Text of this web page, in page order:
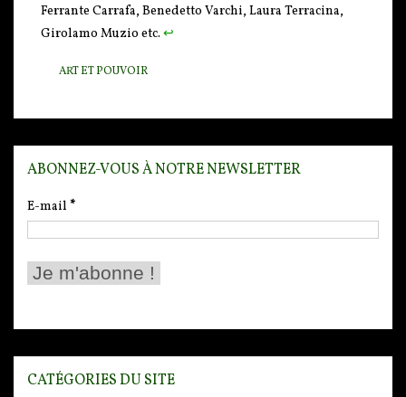
Ferrante Carrafa, Benedetto Varchi, Laura Terracina,
Girolamo Muzio etc. ↩
ART ET POUVOIR
ABONNEZ-VOUS À NOTRE NEWSLETTER
E-mail *
CATÉGORIES DU SITE